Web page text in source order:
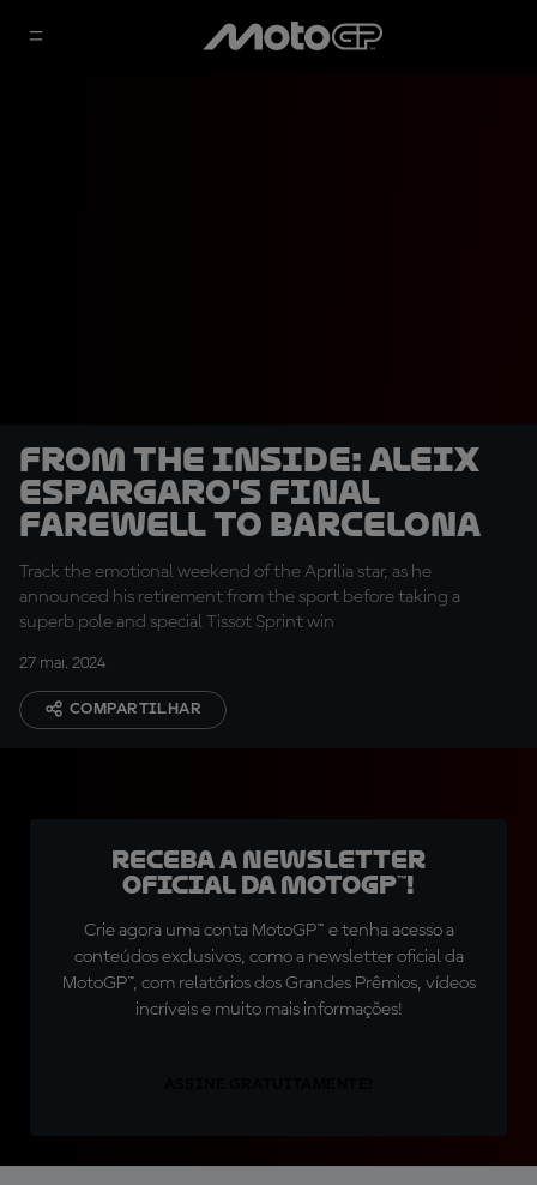
From the Inside: Aleix
Espargaro's final
farewell to Barcelona
Track the emotional weekend of the Aprilia star, as he
announced his retirement from the sport before taking a
superb pole and special Tissot Sprint win
27 mai. 2024
COMPARTILHAR
Receba a newsletter
oficial da MotoGP™!
Crie agora uma conta MotoGP™ e tenha acesso a
conteúdos exclusivos, como a newsletter oficial da
MotoGP™, com relatórios dos Grandes Prêmios, vídeos
incríveis e muito mais informações!